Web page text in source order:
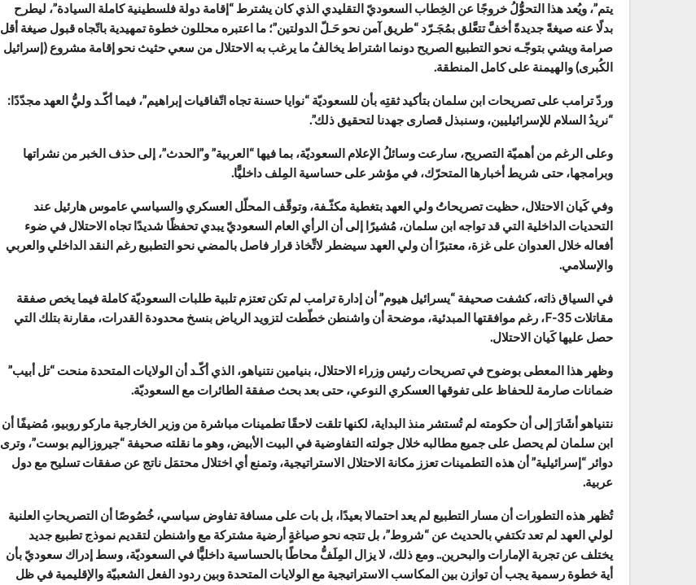
يتم”، ويُعد هذا التحوُّلُ خروجًا عن الخِطاب السعوديّ التقليدي الذي كان يشترط “إقامة دولة فلسطينية كاملة السيادة”، ليطرح
بدلًا عنه صيغةً جديدةً أخفَّ تتعَّلق بمُجَـرّد “طريق آمن نحو حَـلّ الدولتين”؛ ما اعتبره محللون خطوة تمهيدية باتّجاه قبول صيغة أقل
صرامة ويشي بتوجّـه نحو التطبيع الصريح دونما اشتراط يخالفُ ما يرغب به الاحتلال من سعي حثيث نحو إقامة مشروع (إسرائيل
الكُبرى) والهيمنة على كامل المنطقة.
وردّ ترامب على تصريحات ابن سلمان بتأكيد ثقتِه بأن للسعوديّة “نوايا حسنة تجاه اتّفاقيات إبراهيم”، فيما أكّـد وليُّ العهد مجدّدًا:
“نريدُ السلام للإسرائيليين، وسنبذل قصارى جهدنا لتحقيق ذلك”.
وعلى الرغم من أهميّة التصريح، سارعت وسائلُ الإعلام السعوديّة، بما فيها “العربية” و”الحدث”، إلى حذف الخبر من نشراتها
وبرامجها، حتى شريط أخبارها المتحرّك، في مؤشر على حساسية المِلف داخليًّا.
وفي كَيان الاحتلال، حظيت تصريحاتُ ولي العهد بتغطية مكثّـفة، وتوقّف المحلّل العسكري والسياسي عاموس هارئيل عند
التحديات الداخلية التي قد تواجه ابن سلمان، مُشيرًا إلى أن الرأي العام السعوديّ يبدي تحفظًا شديدًا تجاه الاحتلال في ضوء
أفعاله خلال العدوان على غزة، معتبرًا أن ولي العهد سيضطر لاتِّخاذ قرار فاصل بالمضي نحو التطبيع رغم النقد الداخلي والعربي
والإسلامي.
في السياق ذاته، كشفت صحيفة “يسرائيل هيوم” أن إدارة ترامب لم تكن تعتزم تلبية طلبات السعوديّة كاملة فيما يخص صفقة
مقاتلات F-35، رغم موافقتها المبدئية، موضحة أن واشنطن خطّطت لتزويد الرياض بنسخ محدودة القدرات، مقارنة بتلك التي
حصل عليها كَيان الاحتلال.
وظهر هذا المعطى بوضوح في تصريحات رئيس وزراء الاحتلال، بنيامين نتنياهو، الذي أكّـد أن الولايات المتحدة منحت “تل أبيب”
ضمانات صارمة للحفاظ على تفوقها العسكري النوعي، حتى بعد بحث صفقة الطائرات مع السعوديّة.
نتنياهو أشَارَ إلى أن حكومته لم تُستشر منذ البداية، لكنها تلقت لاحقًا تطمينات مباشرة من وزير الخارجية ماركو روبيو، مُضيفًا أن
ابن سلمان لم يحصل على جميع مطالبه خلال جولته التفاوضية في البيت الأبيض، وهو ما نقلته صحيفة “جيروزاليم بوست”، وترى
دوائر “إسرائيلية” أن هذه التطمينات تعزز مكانة الاحتلال الاستراتيجية، وتمنع أي اختلال محتمَل ناتج عن صفقات تسليح مع دول
عربية.
تُظهر هذه التطورات أن مسار التطبيع لم يعد احتمالا بعيدًا، بل بات على مسافة تفاوض سياسي، خُصُوصًا أن التصريحاتِ العلنية
لولي العهد لم تعد تكتفي بالحديث عن “شروط”، بل تتجه نحو صياغةٍ أرضية مشتركة مع واشنطن لتقديم نموذج تطبيع جديد
يختلف عن تجربة الإمارات والبحرين.. ومع ذلك، لا يزال المِلَفُّ محاطًا بالحساسية داخليًّا في السعوديّة، وسط إدراك سعوديّ بأن
أية خطوة رسمية يجب أن توازن بين المكاسب الاستراتيجية مع الولايات المتحدة وبين ردود الفعل الشعبيّة والإقليمية في ظل